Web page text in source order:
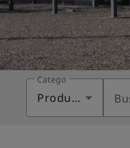
Categoría
Productos